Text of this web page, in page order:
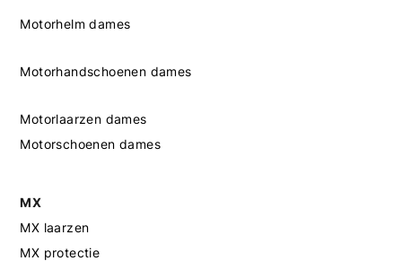
Motorhelm dames
Motorhandschoenen dames
Motorlaarzen dames
Motorschoenen dames
MX
MX laarzen
MX protectie